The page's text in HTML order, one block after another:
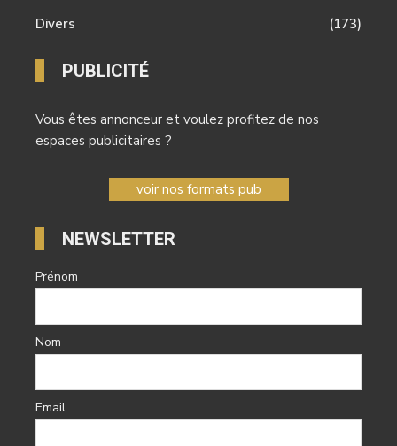
Divers
(173)
PUBLICITÉ
Vous êtes annonceur et voulez profitez de nos
espaces publicitaires ?
voir nos formats pub
NEWSLETTER
Prénom
Nom
Email